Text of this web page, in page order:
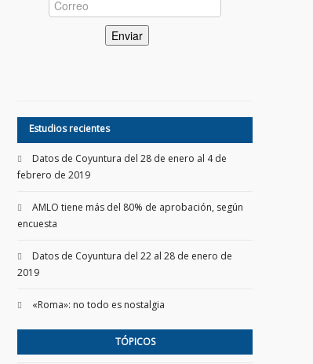
Estudios recientes
Datos de Coyuntura del 28 de enero al 4 de
febrero de 2019
AMLO tiene más del 80% de aprobación, según
encuesta
Datos de Coyuntura del 22 al 28 de enero de
2019
«Roma»: no todo es nostalgia
TÓPICOS